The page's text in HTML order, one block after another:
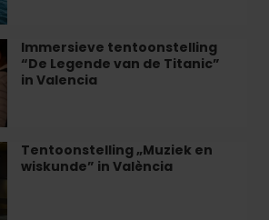
Immersieve tentoonstelling
“De Legende van de Titanic”
in Valencia
Tentoonstelling „Muziek en
wiskunde” in València